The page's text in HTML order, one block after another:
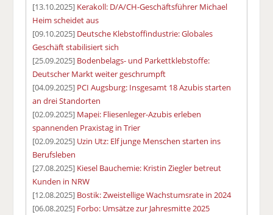
[13.10.2025] Kerakoll: D/A/CH-Geschäftsführer Michael
Heim scheidet aus
[09.10.2025] Deutsche Klebstoffindustrie: Globales
Geschäft stabilisiert sich
[25.09.2025] Bodenbelags- und Parkettklebstoffe:
Deutscher Markt weiter geschrumpft
[04.09.2025] PCI Augsburg: Insgesamt 18 Azubis starten
an drei Standorten
[02.09.2025] Mapei: Fliesenleger-Azubis erleben
spannenden Praxistag in Trier
[02.09.2025] Uzin Utz: Elf junge Menschen starten ins
Berufsleben
[27.08.2025] Kiesel Bauchemie: Kristin Ziegler betreut
Kunden in NRW
[12.08.2025] Bostik: Zweistellige Wachstumsrate in 2024
[06.08.2025] Forbo: Umsätze zur Jahresmitte 2025